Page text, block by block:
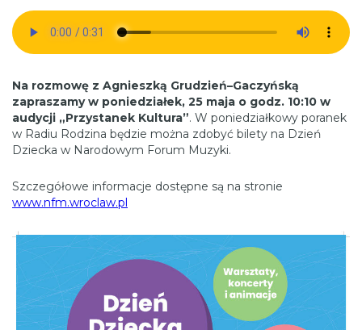
Na rozmowę z Agnieszką Grudzień–Gaczyńską
zapraszamy w poniedziałek, 25 maja o godz. 10:10 w
audycji „Przystanek Kultura”. W poniedziałkowy poranek
w Radiu Rodzina będzie można zdobyć bilety na Dzień
Dziecka w Narodowym Forum Muzyki.
Szczegółowe informacje dostępne są na stronie
www.nfm.wroclaw.pl